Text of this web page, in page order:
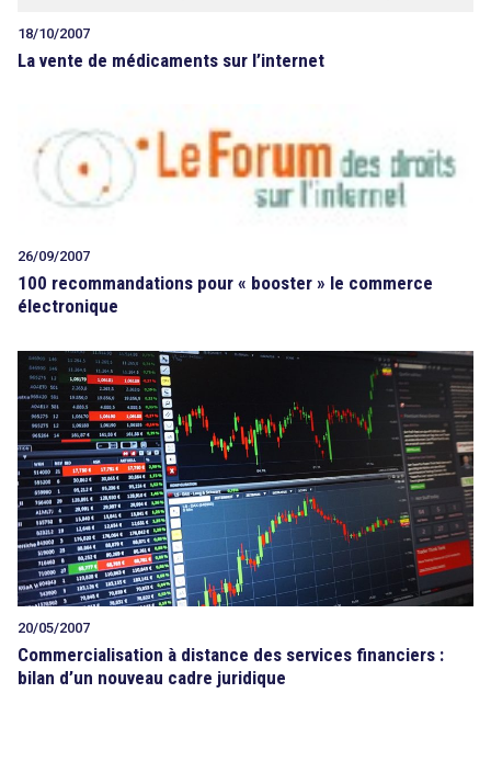
18/10/2007
La vente de médicaments sur l’internet
26/09/2007
100 recommandations pour « booster » le commerce
électronique
20/05/2007
Commercialisation à distance des services financiers :
bilan d’un nouveau cadre juridique